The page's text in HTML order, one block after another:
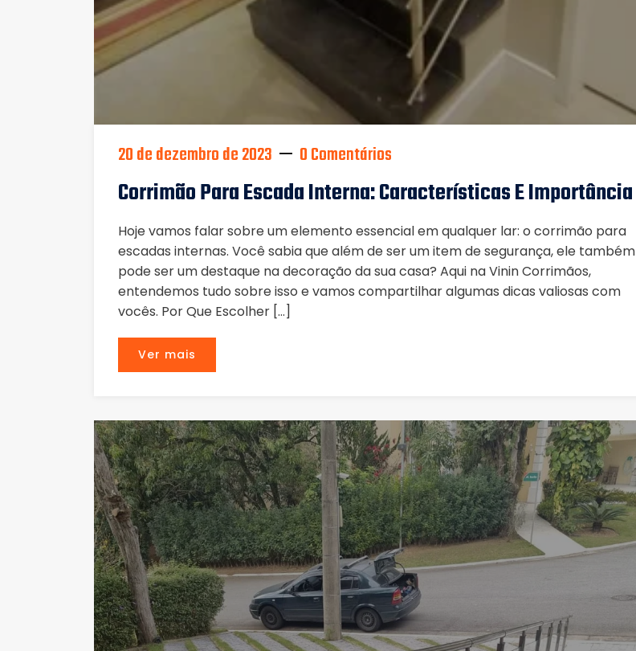
20 de dezembro de 2023 0 Comentários
Corrimão Para Escada Interna: Características E Importância
Hoje vamos falar sobre um elemento essencial em qualquer lar: o corrimão para
escadas internas. Você sabia que além de ser um item de segurança, ele também
pode ser um destaque na decoração da sua casa? Aqui na Vinin Corrimãos,
entendemos tudo sobre isso e vamos compartilhar algumas dicas valiosas com
vocês. Por Que Escolher […]
Ver mais